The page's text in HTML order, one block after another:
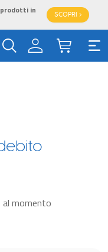
prodotti in
SCOPRI >
al momento